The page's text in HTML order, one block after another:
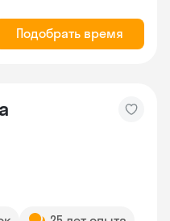
Подобрать время